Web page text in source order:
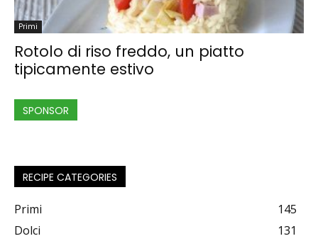
Primi
Rotolo di riso freddo, un piatto
tipicamente estivo
SPONSOR
RECIPE CATEGORIES
Primi
145
Dolci
131